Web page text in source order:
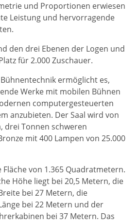
und Proportionen erwiesen
Leistung und hervorragende
den drei Ebenen der Logen und
für 2.000 Zuschauer.
ermöglicht es,
Werke mit mobilen Bühnen
computergesteuerten
anzubieten. Der Saal wird von
drei Tonnen schweren
mit 400 Lampen von 25.000
Fläche von 1.365 Quadratmetern.
Höhe liegt bei 20,5 Metern, die
bei 27 Metern, die
bei 22 Metern und der
bei 37 Metern. Das